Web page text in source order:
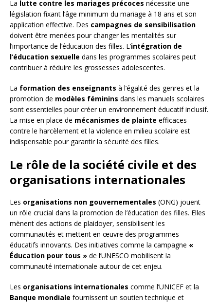
La lutte contre les mariages précoces nécessite une
législation fixant l’âge minimum du mariage à 18 ans et son
application effective. Des campagnes de sensibilisation
doivent être menées pour changer les mentalités sur
l’importance de l’éducation des filles. L’intégration de
l’éducation sexuelle dans les programmes scolaires peut
contribuer à réduire les grossesses adolescentes.
La formation des enseignants à l’égalité des genres et la
promotion de modèles féminins dans les manuels scolaires
sont essentielles pour créer un environnement éducatif inclusif.
La mise en place de mécanismes de plainte efficaces
contre le harcèlement et la violence en milieu scolaire est
indispensable pour garantir la sécurité des filles.
Le rôle de la société civile et des
organisations internationales
Les organisations non gouvernementales (ONG) jouent
un rôle crucial dans la promotion de l’éducation des filles. Elles
mènent des actions de plaidoyer, sensibilisent les
communautés et mettent en œuvre des programmes
éducatifs innovants. Des initiatives comme la campagne «
Éducation pour tous » de l’UNESCO mobilisent la
communauté internationale autour de cet enjeu.
Les organisations internationales comme l’UNICEF et la
Banque mondiale fournissent un soutien technique et